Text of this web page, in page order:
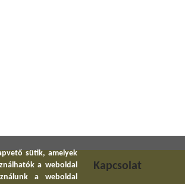
Kapcsolat
sütik, amelyek
a weboldal
a weboldal